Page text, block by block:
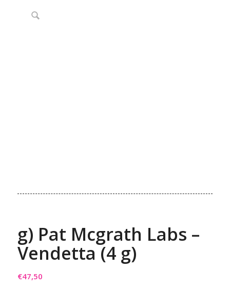
g) Pat Mcgrath Labs –
Vendetta (4 g)
€47,50